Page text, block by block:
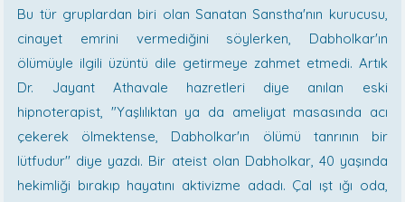
Bu tür gruplardan biri olan Sanatan Sanstha'nın kurucusu,
cinayet emrini vermediğini söylerken, Dabholkar'ın
ölümüyle ilgili üzüntü dile getirmeye zahmet etmedi. Artık
Dr. Jayant Athavale hazretleri diye anılan eski
hipnoterapist, "Yaşlılıktan ya da ameliyat masasında acı
çekerek ölmektense, Dabholkar'ın ölümü tanrının bir
lütfudur'' diye yazdı. Bir ateist olan Dabholkar, 40 yaşında
hekimliği bırakıp hayatını aktivizme adadı. Çal ışt ığı oda,